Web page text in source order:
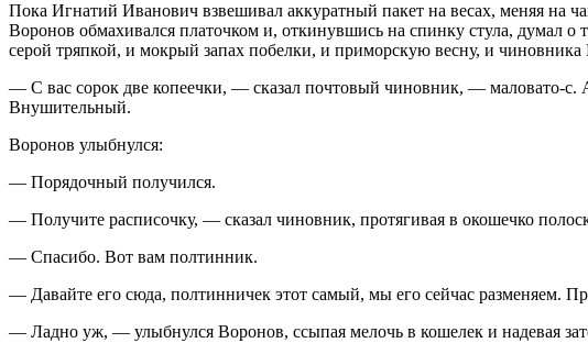
Пока Игнатий Иванович взвешивал аккуратный пакет на весах, меняя на
Воронов обмахивался платочком и, откинувшись на спинку стула, думал
серой тряпкой, и мокрый запах побелки, и приморскую весну, и
— С вас сорок две копеечки, — сказал почтовый чиновник, — маловато-
Внушительный.
Воронов улыбнулся:
— Порядочный получился.
— Получите расписочку, — сказал чиновник, протягивая в окошечко
— Спасибо. Вот вам полтинник.
— Давайте его сюда, полтинничек этот самый, мы его сейчас разменяем.
— Ладно уж, — улыбнулся Воронов, ссыпая мелочь в кошелек и надевая